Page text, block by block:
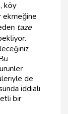
köy
ekmeğine
taze
de
iddialı
bir